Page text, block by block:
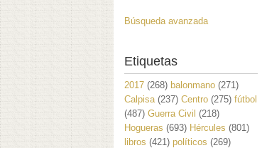
Búsqueda avanzada
Etiquetas
2017 (268) balonmano (271)
Calpisa (237) Centro (275) fútbol
(487) Guerra Civil (218)
Hogueras (693) Hércules (801)
libros (421) políticos (269)